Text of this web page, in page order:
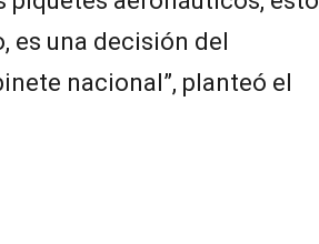
es una decisión del
nacional”, planteó el